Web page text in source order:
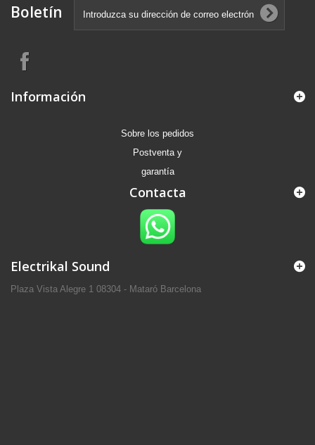
Boletín
Información
Sobre los pedidos
Postventa y
garantía
Contacta
Electrikal Sound
Plaza Vista Alegre 1 08304 - Mataró Barcelona